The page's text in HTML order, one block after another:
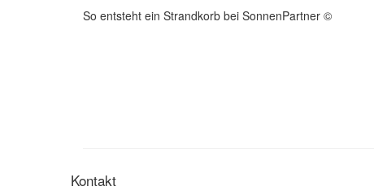
So entsteht ein Strandkorb bei SonnenPartner ©
Kontakt